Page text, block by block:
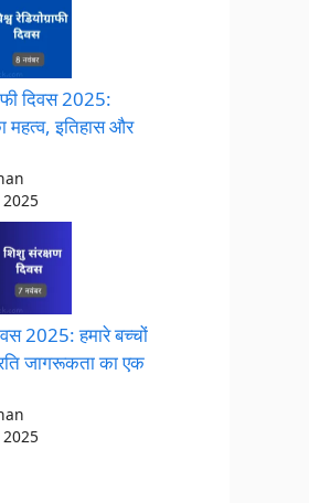
दिवस 2025:
महत्व, इतिहास और
2025: हमारे बच्चों
जागरूकता का एक